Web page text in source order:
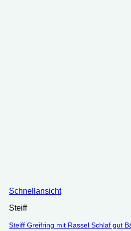
Schnellansicht
Steiff
Steiff Greifring mit Rassel Schlaf gut